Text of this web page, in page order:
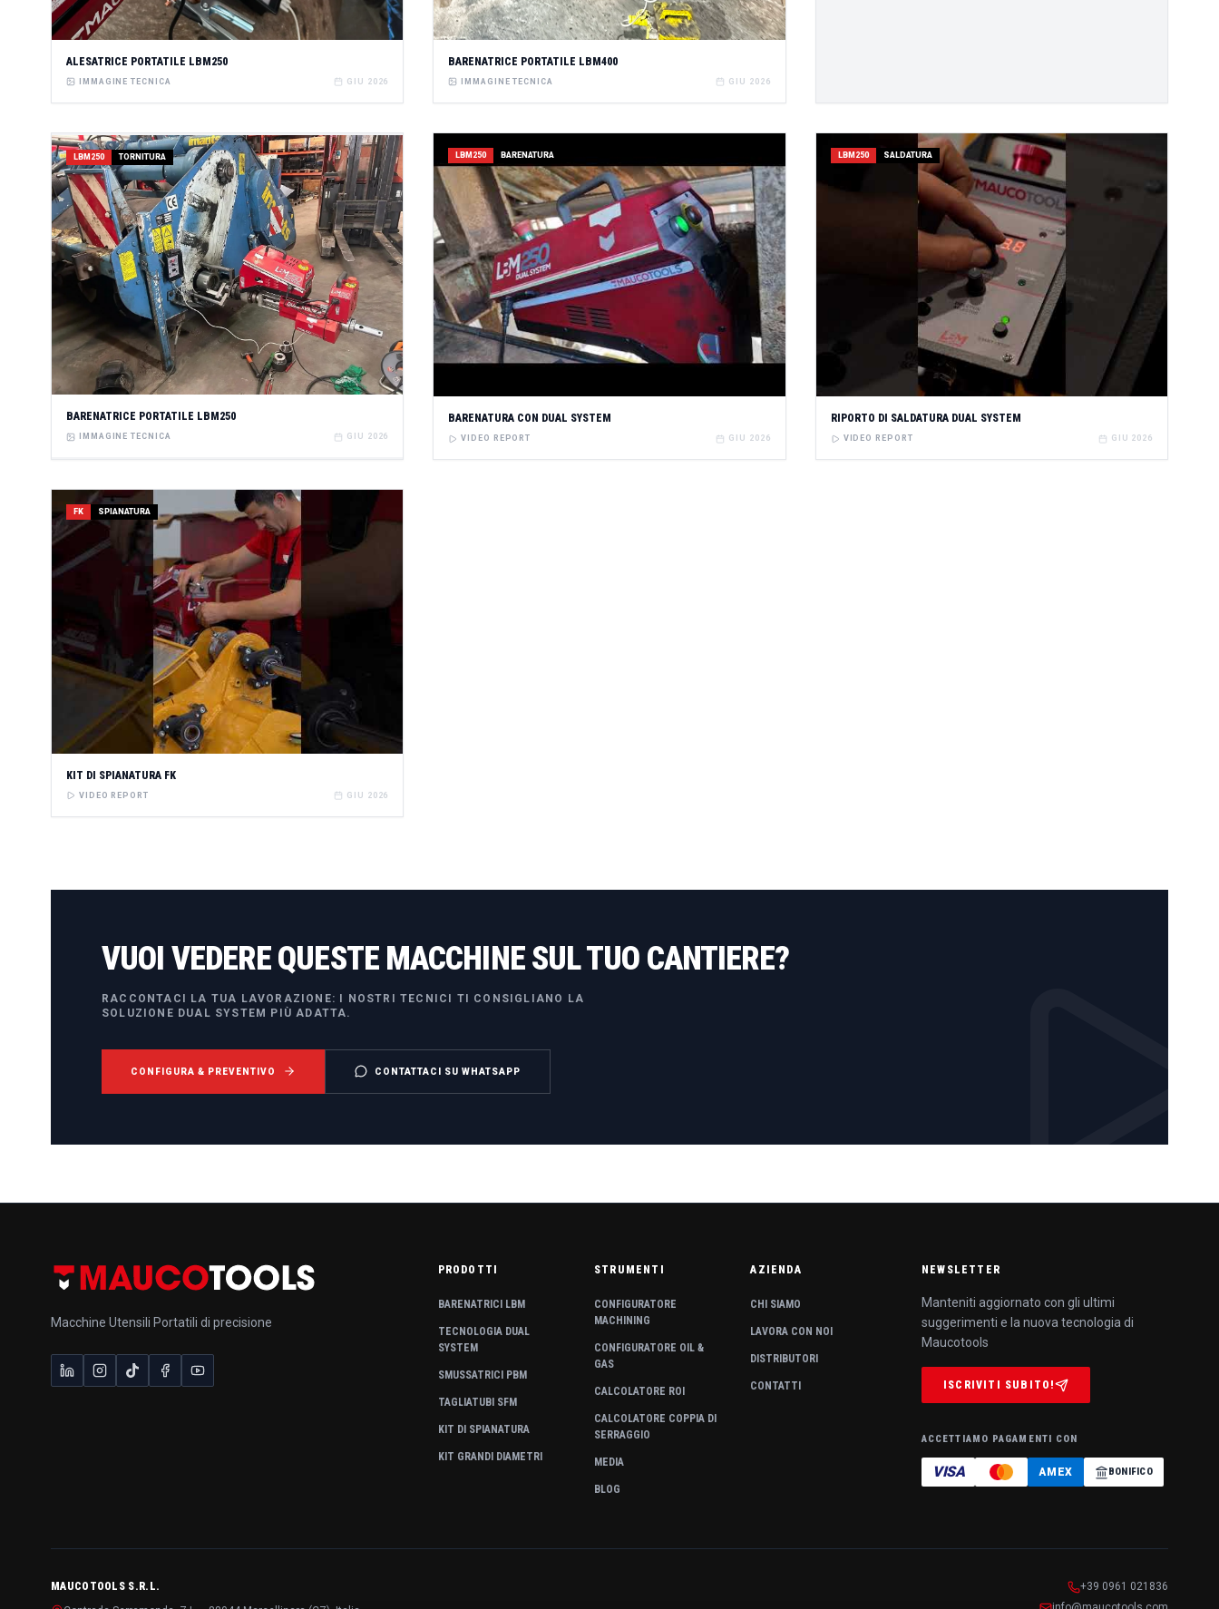
ALESATRICE PORTATILE LBM250
IMMAGINE TECNICA GIU 2026
BARENATRICE PORTATILE LBM400
IMMAGINE TECNICA GIU 2026
LBM250 TORNITURA
BARENATRICE PORTATILE LBM250
IMMAGINE TECNICA GIU 2026
LBM250 BARENATURA
BARENATURA CON DUAL SYSTEM
VIDEO REPORT GIU 2026
LBM250 SALDATURA
RIPORTO DI SALDATURA DUAL SYSTEM
VIDEO REPORT GIU 2026
FK SPIANATURA
KIT DI SPIANATURA FK
VIDEO REPORT GIU 2026
VUOI VEDERE QUESTE MACCHINE SUL TUO CANTIERE?
RACCONTACI LA TUA LAVORAZIONE: I NOSTRI TECNICI TI CONSIGLIANO LA
SOLUZIONE DUAL SYSTEM PIÙ ADATTA.
CONFIGURA & PREVENTIVO CONTATTACI SU WHATSAPP
Macchine Utensili Portatili di precisione
PRODOTTI
BARENATRICI LBM
TECNOLOGIA DUAL
SYSTEM
SMUSSATRICI PBM
TAGLIATUBI SFM
KIT DI SPIANATURA
KIT GRANDI DIAMETRI
STRUMENTI
CONFIGURATORE
MACHINING
CONFIGURATORE OIL &
GAS
CALCOLATORE ROI
CALCOLATORE COPPIA DI
SERRAGGIO
MEDIA
BLOG
AZIENDA
CHI SIAMO
LAVORA CON NOI
DISTRIBUTORI
CONTATTI
NEWSLETTER
Manteniti aggiornato con gli ultimi
suggerimenti e la nuova tecnologia di
Maucotools
ISCRIVITI SUBITO!
ACCETTIAMO PAGAMENTI CON
VISA AMEX BONIFICO
MAUCOTOOLS S.R.L.
+39 0961 021836